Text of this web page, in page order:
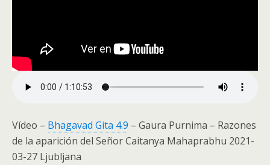
Vídeo – Bhagavad Gita 4.9 – Gaura Purnima – Razones
de la aparición del Señor Caitanya Mahaprabhu 2021-
03-27 Ljubljana